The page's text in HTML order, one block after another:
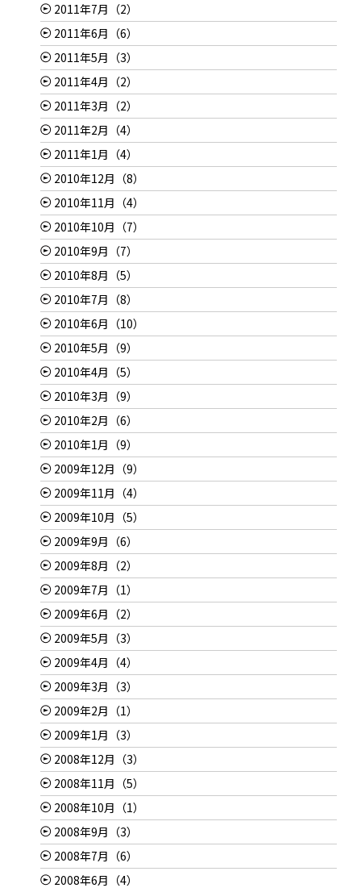
2011年7月（2）
2011年6月（6）
2011年5月（3）
2011年4月（2）
2011年3月（2）
2011年2月（4）
2011年1月（4）
2010年12月（8）
2010年11月（4）
2010年10月（7）
2010年9月（7）
2010年8月（5）
2010年7月（8）
2010年6月（10）
2010年5月（9）
2010年4月（5）
2010年3月（9）
2010年2月（6）
2010年1月（9）
2009年12月（9）
2009年11月（4）
2009年10月（5）
2009年9月（6）
2009年8月（2）
2009年7月（1）
2009年6月（2）
2009年5月（3）
2009年4月（4）
2009年3月（3）
2009年2月（1）
2009年1月（3）
2008年12月（3）
2008年11月（5）
2008年10月（1）
2008年9月（3）
2008年7月（6）
2008年6月（4）